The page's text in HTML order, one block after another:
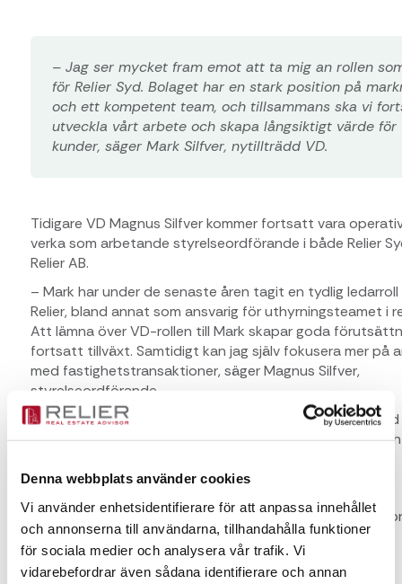
Denna webbplats använder cookies
Vi använder enhetsidentifierare för att anpassa innehållet
och annonserna till användarna, tillhandahålla funktioner
för sociala medier och analysera vår trafik. Vi
vidarebefordrar även sådana identifierare och annan
– Jag ser mycket fram emot att ta mig an rollen
för Relier Syd. Bolaget har en stark position på
och ett kompetent team, och tillsammans ska vi
utveckla vårt arbete och skapa långsiktigt värde för
kunder, säger Mark Silfver, nytillträdd VD.
Tidigare VD Magnus Silfver kommer fortsatt vara
verka som arbetande styrelseordförande i både Relier
Relier AB.
– Mark har under de senaste åren tagit en tydlig ledarroll
Relier, bland annat som ansvarig för uthyrningsteamet i
Att lämna över VD-rollen till Mark skapar goda
fortsatt tillväxt. Samtidigt kan jag själv fokusera mer på
med fastighetstransaktioner, säger Magnus Silfver,
styrelseordförande.
Med utnämningen av Mark Silfver till VD stärker Relier Syd
långsiktiga strategi och sitt fokus på kvalitet, tillväxt och
&nbsp;
<strong>För frågor eller mer information kontakta,</
&nbsp;
Mark Silfver, Verkställande Direktör, Relier Syd AB